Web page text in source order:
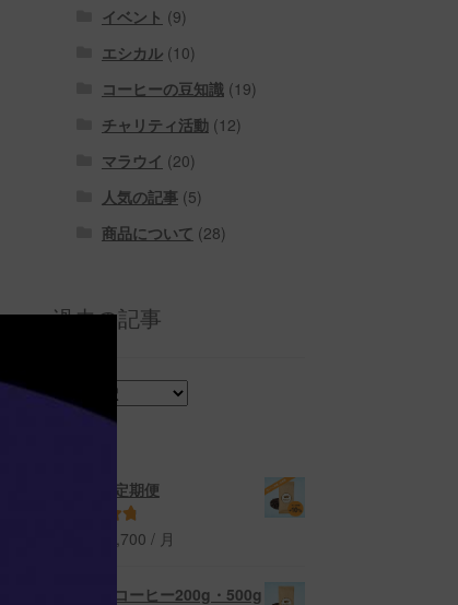
イベント (9)
エシカル(10)
コーヒーの豆知識(19)
チャリティ活動(12)
マラウイ (20)
人気の記事(5)
商品について (28)
過去の記事
コーヒー定期便
4.91
2,700 / 月
マラウイコーヒー200g・500g